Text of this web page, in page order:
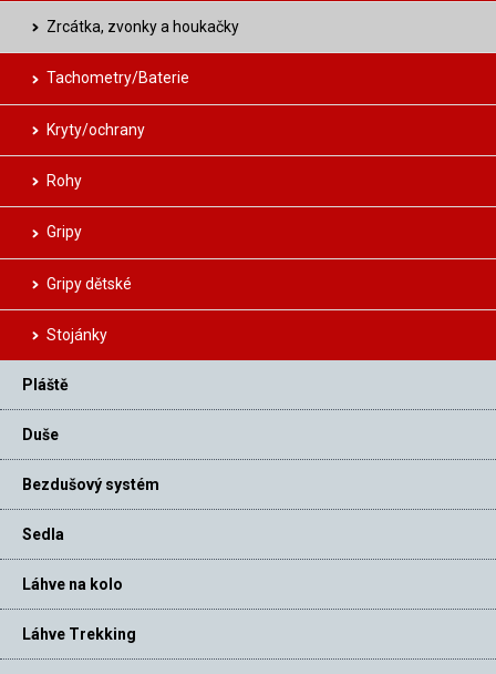
Zrcátka, zvonky a houkačky
Tachometry/Baterie
Kryty/ochrany
Rohy
Gripy
Gripy dětské
Stojánky
Pláště
Duše
Bezdušový systém
Sedla
Láhve na kolo
Láhve Trekking